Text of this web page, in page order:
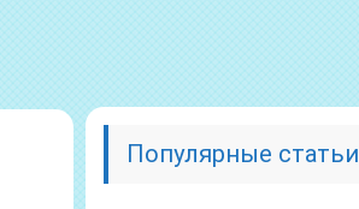
Популярные статьи